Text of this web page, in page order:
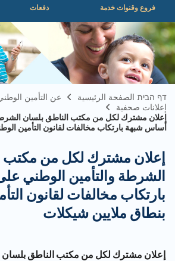
فروع وقنوات خدمة دفعات
דף הבית الصفحة الرئيسية
عن التأمين الوطني
إعلانات صحفية
إعلان مشترك لكل من مكتب الناطق بلسان الشرطة
أساس شبهة بارتكاب مخالفات لقانون التأمين
إعلان مشترك لكل من مكتب
الشرطة والتأمين الوطني
بارتكاب مخالفات لقانون
بنطاق ملايين شيكلات
إعلان مشترك لكل من مكتب الناطق بلسان